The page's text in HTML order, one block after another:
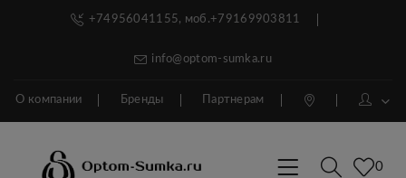
+74956041155, моб.+79169903811
info@optom-sumka.ru
О компании Бренды Партнерам
0